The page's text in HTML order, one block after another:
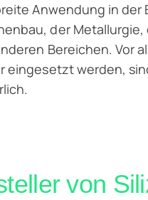
Anwendung in der
der
Bereichen. Vor
eingesetzt werden,
von